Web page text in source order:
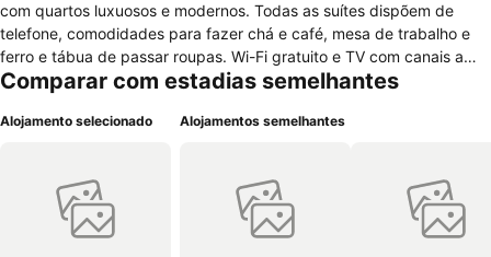
com quartos luxuosos e modernos. Todas as suítes dispõem de
telefone, comodidades para fazer chá e café, mesa de trabalho e
ferro e tábua de passar roupas. Wi-Fi gratuito e TV com canais a
cabo também estão presentes em todas as acomodações. Há
além de sala de estar com sofá e mesa de jantar. Os hóspedes
estacionamento é cobrado à parte. O café da manhã está incluso no
valor de algumas hospedagens. O restaurante do Apex City of
Edinburgh Hotel, Agua, serve carnes, saladas e sanduíches. A
Comparar com estadias semelhantes
Alojamento selecionado Alojamentos semelhantes